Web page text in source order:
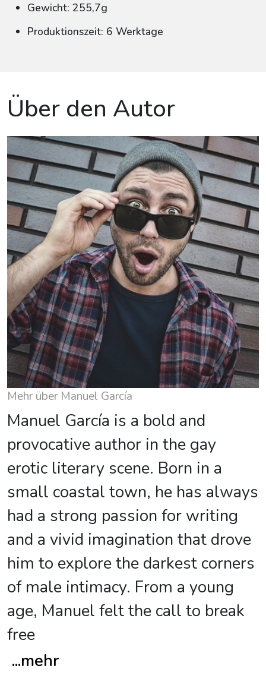
Gewicht: 255,7g
Produktionszeit: 6 Werktage
Über den Autor
Mehr über Manuel García
Manuel García is a bold and
provocative author in the gay
erotic literary scene. Born in a
small coastal town, he has always
had a strong passion for writing
and a vivid imagination that drove
him to explore the darkest corners
of male intimacy. From a young
age, Manuel felt the call to break
free
...mehr